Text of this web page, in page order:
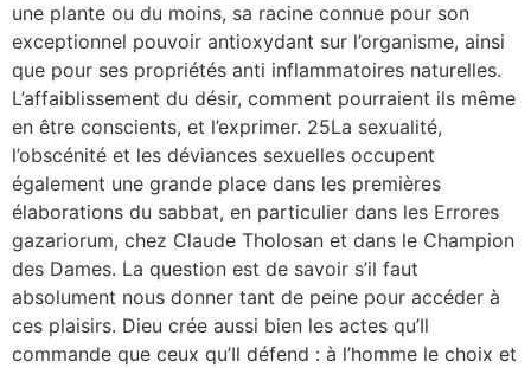
une plante ou du moins, sa racine connue pour son
exceptionnel pouvoir antioxydant sur l’organisme, ainsi
que pour ses propriétés anti inflammatoires naturelles.
L’affaiblissement du désir, comment pourraient ils même
en être conscients, et l’exprimer. 25La sexualité,
l’obscénité et les déviances sexuelles occupent
également une grande place dans les premières
élaborations du sabbat, en particulier dans les Errores
gazariorum, chez Claude Tholosan et dans le Champion
des Dames. La question est de savoir s’il faut
absolument nous donner tant de peine pour accéder à
ces plaisirs. Dieu crée aussi bien les actes qu’Il
commande que ceux qu’Il défend : à l’homme le choix et